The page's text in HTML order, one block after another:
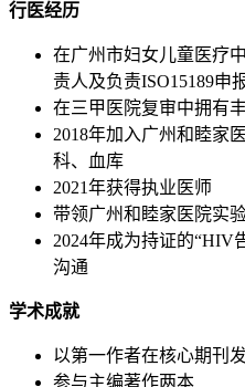
行医经历
在广州市妇女儿童医疗
责人及负责ISO15189申
在三甲医院复审中拥有
2018年加入广州和睦家
科、血库
2021年获得执业医师
带领广州和睦家医院实
2024年成为持证的“HIV
沟通
学术成就
以第一作者在核心期刊
参与主编著作两本